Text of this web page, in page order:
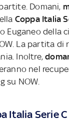
Domani,
Coppa Italia
Euganeo della
La partita
Inoltre,
nel
su NOW.
Italia Serie